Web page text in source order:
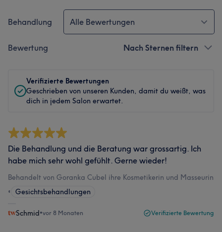
Behandlung Alle Bewertungen
Bewertung Nach Sternen filtern
Verifizierte Bewertungen
Geschrieben von unseren Kunden, damit du weißt, was
dich in jedem Salon erwartet.
Die Behandlung und die Beratung war grossartig. Ich
habe mich sehr wohl gefühlt. Gerne wieder!
Behandelt von Goranka Cubel ihre Kosmetikerin und Masseurin
•
Gesichtsbehandlungen
Schmid•vor 8 Monaten Verifizierte Bewertung